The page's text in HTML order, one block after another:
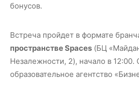
бонусов.
Встреча пройдет в формате
пространстве Spaces (БЦ
Незалежности, 2), начало в 12:00.
образовательное агентство